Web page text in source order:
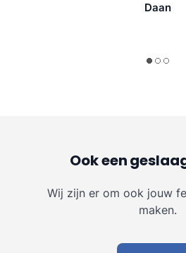
Daan
Ook een
Wij zijn er om ook jouw
maken.